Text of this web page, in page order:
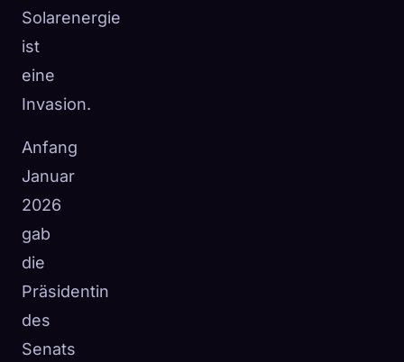
Solarenergie
ist
eine
Invasion.
Anfang
Januar
2026
gab
die
Präsidentin
des
Senats